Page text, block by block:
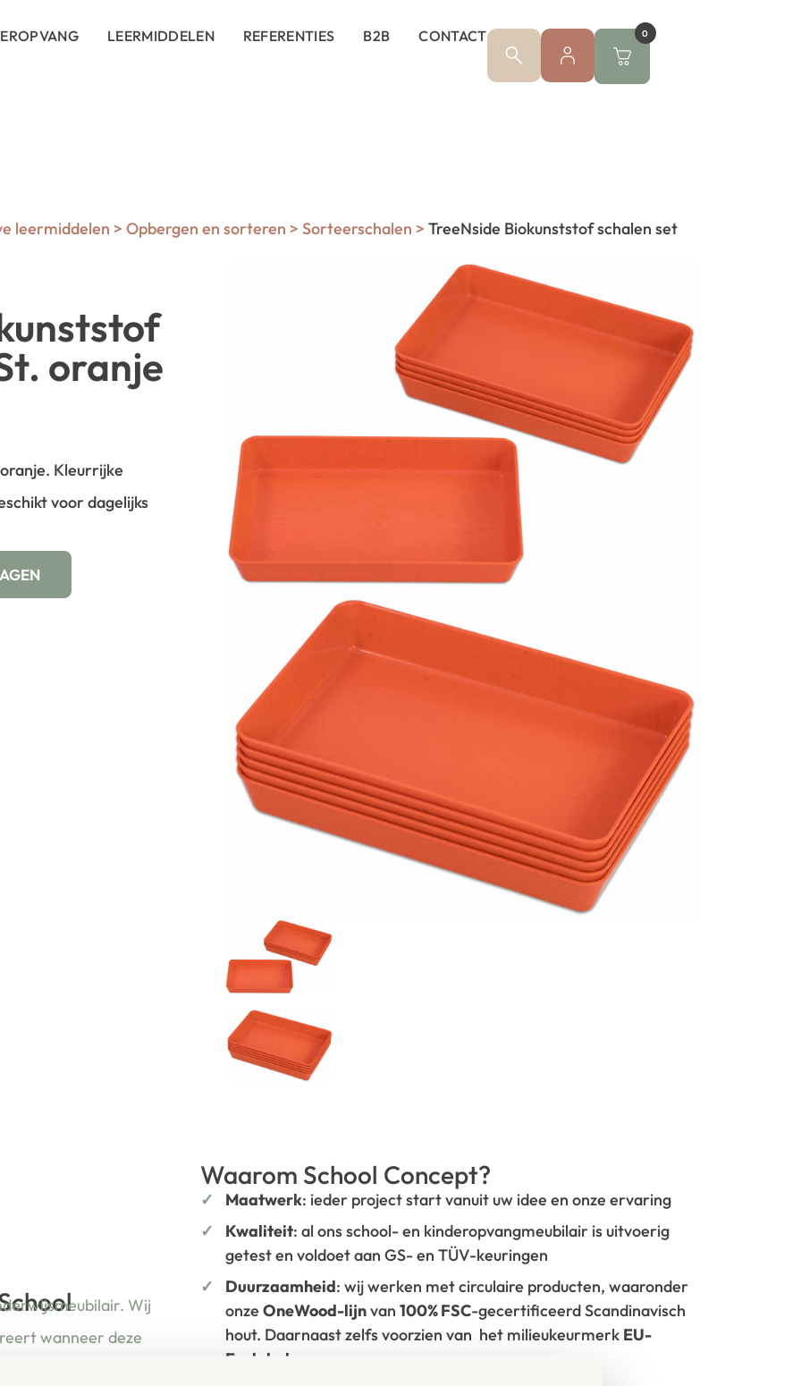
LEERMIDDELEN REFERENTIES B2B CONTACT 0
leermiddelen > Opbergen en sorteren > Sorteerschalen > TreeNside Biokunststof schalen set
oranje
Kleurrijke
voor dagelijks
Wij
wanneer deze
Waarom School Concept?
Maatwerk: ieder project start vanuit uw idee en onze ervaring
Kwaliteit: al ons school- en kinderopvangmeubilair is uitvoerig
getest en voldoet aan GS- en TÜV-keuringen
Duurzaamheid: wij werken met circulaire producten, waaronder
onze OneWood-lijnvan 100% FSC-gecertificeerd Scandinavisch
hout. Daarnaast zelfs voorzien van het milieukeurmerk EU-
Ecolabel